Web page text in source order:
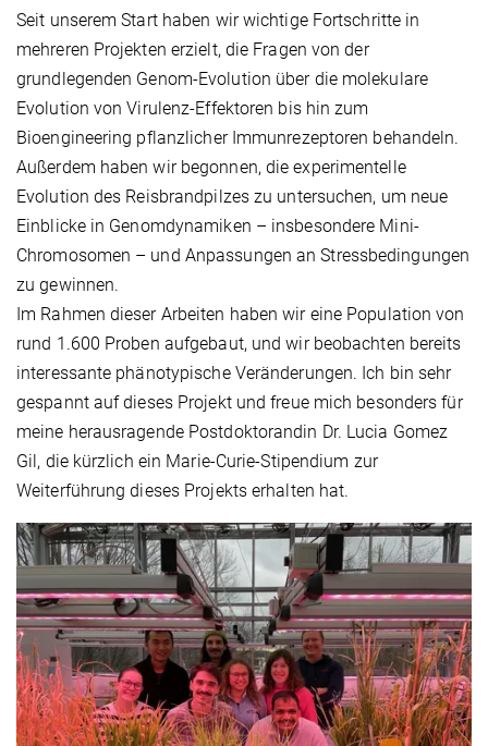
Seit unserem Start haben wir wichtige Fortschritte in
mehreren Projekten erzielt, die Fragen von der
grundlegenden Genom-Evolution über die molekulare
Evolution von Virulenz-Effektoren bis hin zum
Bioengineering pflanzlicher Immunrezeptoren behandeln.
Außerdem haben wir begonnen, die experimentelle
Evolution des Reisbrandpilzes zu untersuchen, um neue
Einblicke in Genomdynamiken – insbesondere Mini-
Chromosomen – und Anpassungen an Stressbedingungen
zu gewinnen.
Im Rahmen dieser Arbeiten haben wir eine Population von
rund 1.600 Proben aufgebaut, und wir beobachten bereits
interessante phänotypische Veränderungen. Ich bin sehr
gespannt auf dieses Projekt und freue mich besonders für
meine herausragende Postdoktorandin Dr. Lucia Gomez
Gil, die kürzlich ein Marie-Curie-Stipendium zur
Weiterführung dieses Projekts erhalten hat.